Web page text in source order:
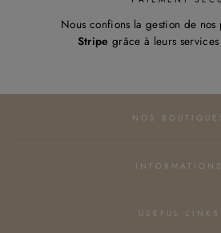
Nous confions la gestion de
Stripe grâce à leurs services
NOS
INFORMATIONS
USEFUL LINKS